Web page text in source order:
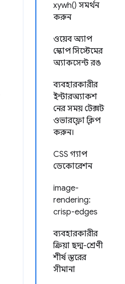
xywh() সমর্থন
করুন
ওয়েব অ্যাপ
স্কোপ সিস্টেমের
অ্যাকসেন্ট রঙ
ব্যবহারকারীর
ইন্টারঅ্যাকশ
নের সময় টেক্সট
ওভারফ্লো ক্লিপ
করুন।
CSS গ্যাপ
ডেকোরেশন
image-
rendering:
crisp-edges
ব্যবহারকারীর
ক্রিয়া ছদ্ম-শ্রেণী
শীর্ষ স্তরের
সীমানা